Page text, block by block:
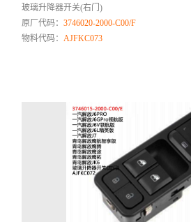
玻璃升降器开关(右门)
原厂代码：3746020-2000-C00/F
物料代码：AJFKC073